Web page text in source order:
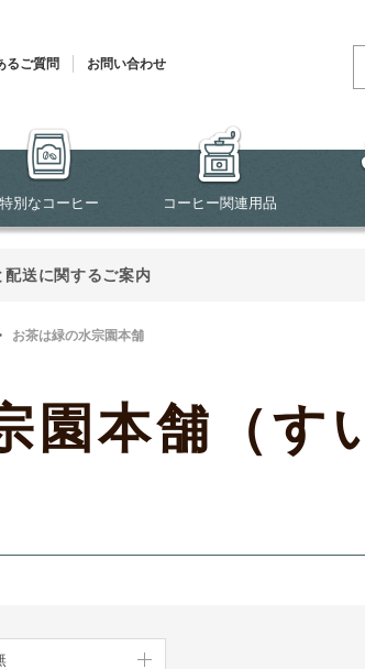
るご質問
お問い合わせ
特別なコーヒー コーヒー関連用品
送に関するご案内
お茶は緑の水宗園本舗
園本舗（す